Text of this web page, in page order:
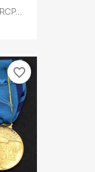
favorite_border